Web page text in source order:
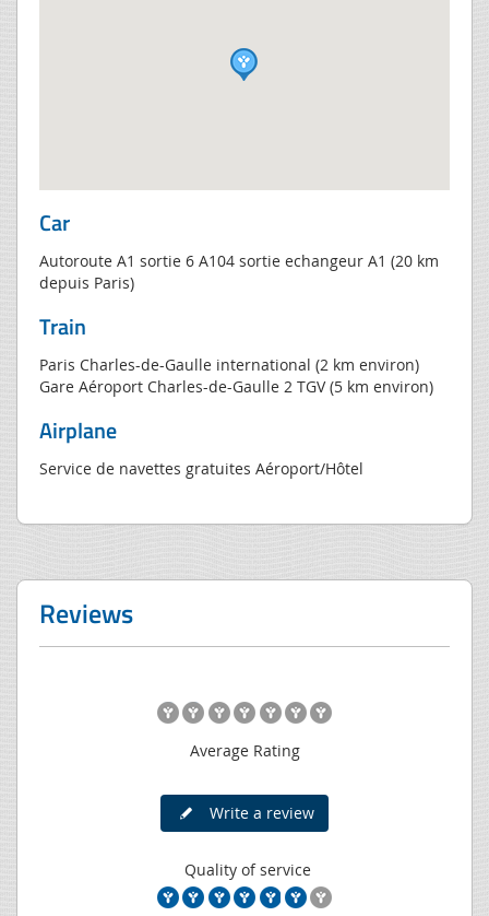
Car
Autoroute A1 sortie 6 A104 sortie echangeur A1 (20 km
depuis Paris)
Train
Paris Charles-de-Gaulle international (2 km environ)
Gare Aéroport Charles-de-Gaulle 2 TGV (5 km environ)
Airplane
Service de navettes gratuites Aéroport/Hôtel
Reviews
Average Rating
Write a review
Quality of service